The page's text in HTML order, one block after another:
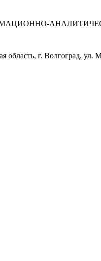
область, г. Волгоград, ул.